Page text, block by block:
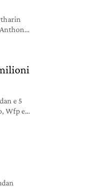
la
e 5
Wfp e